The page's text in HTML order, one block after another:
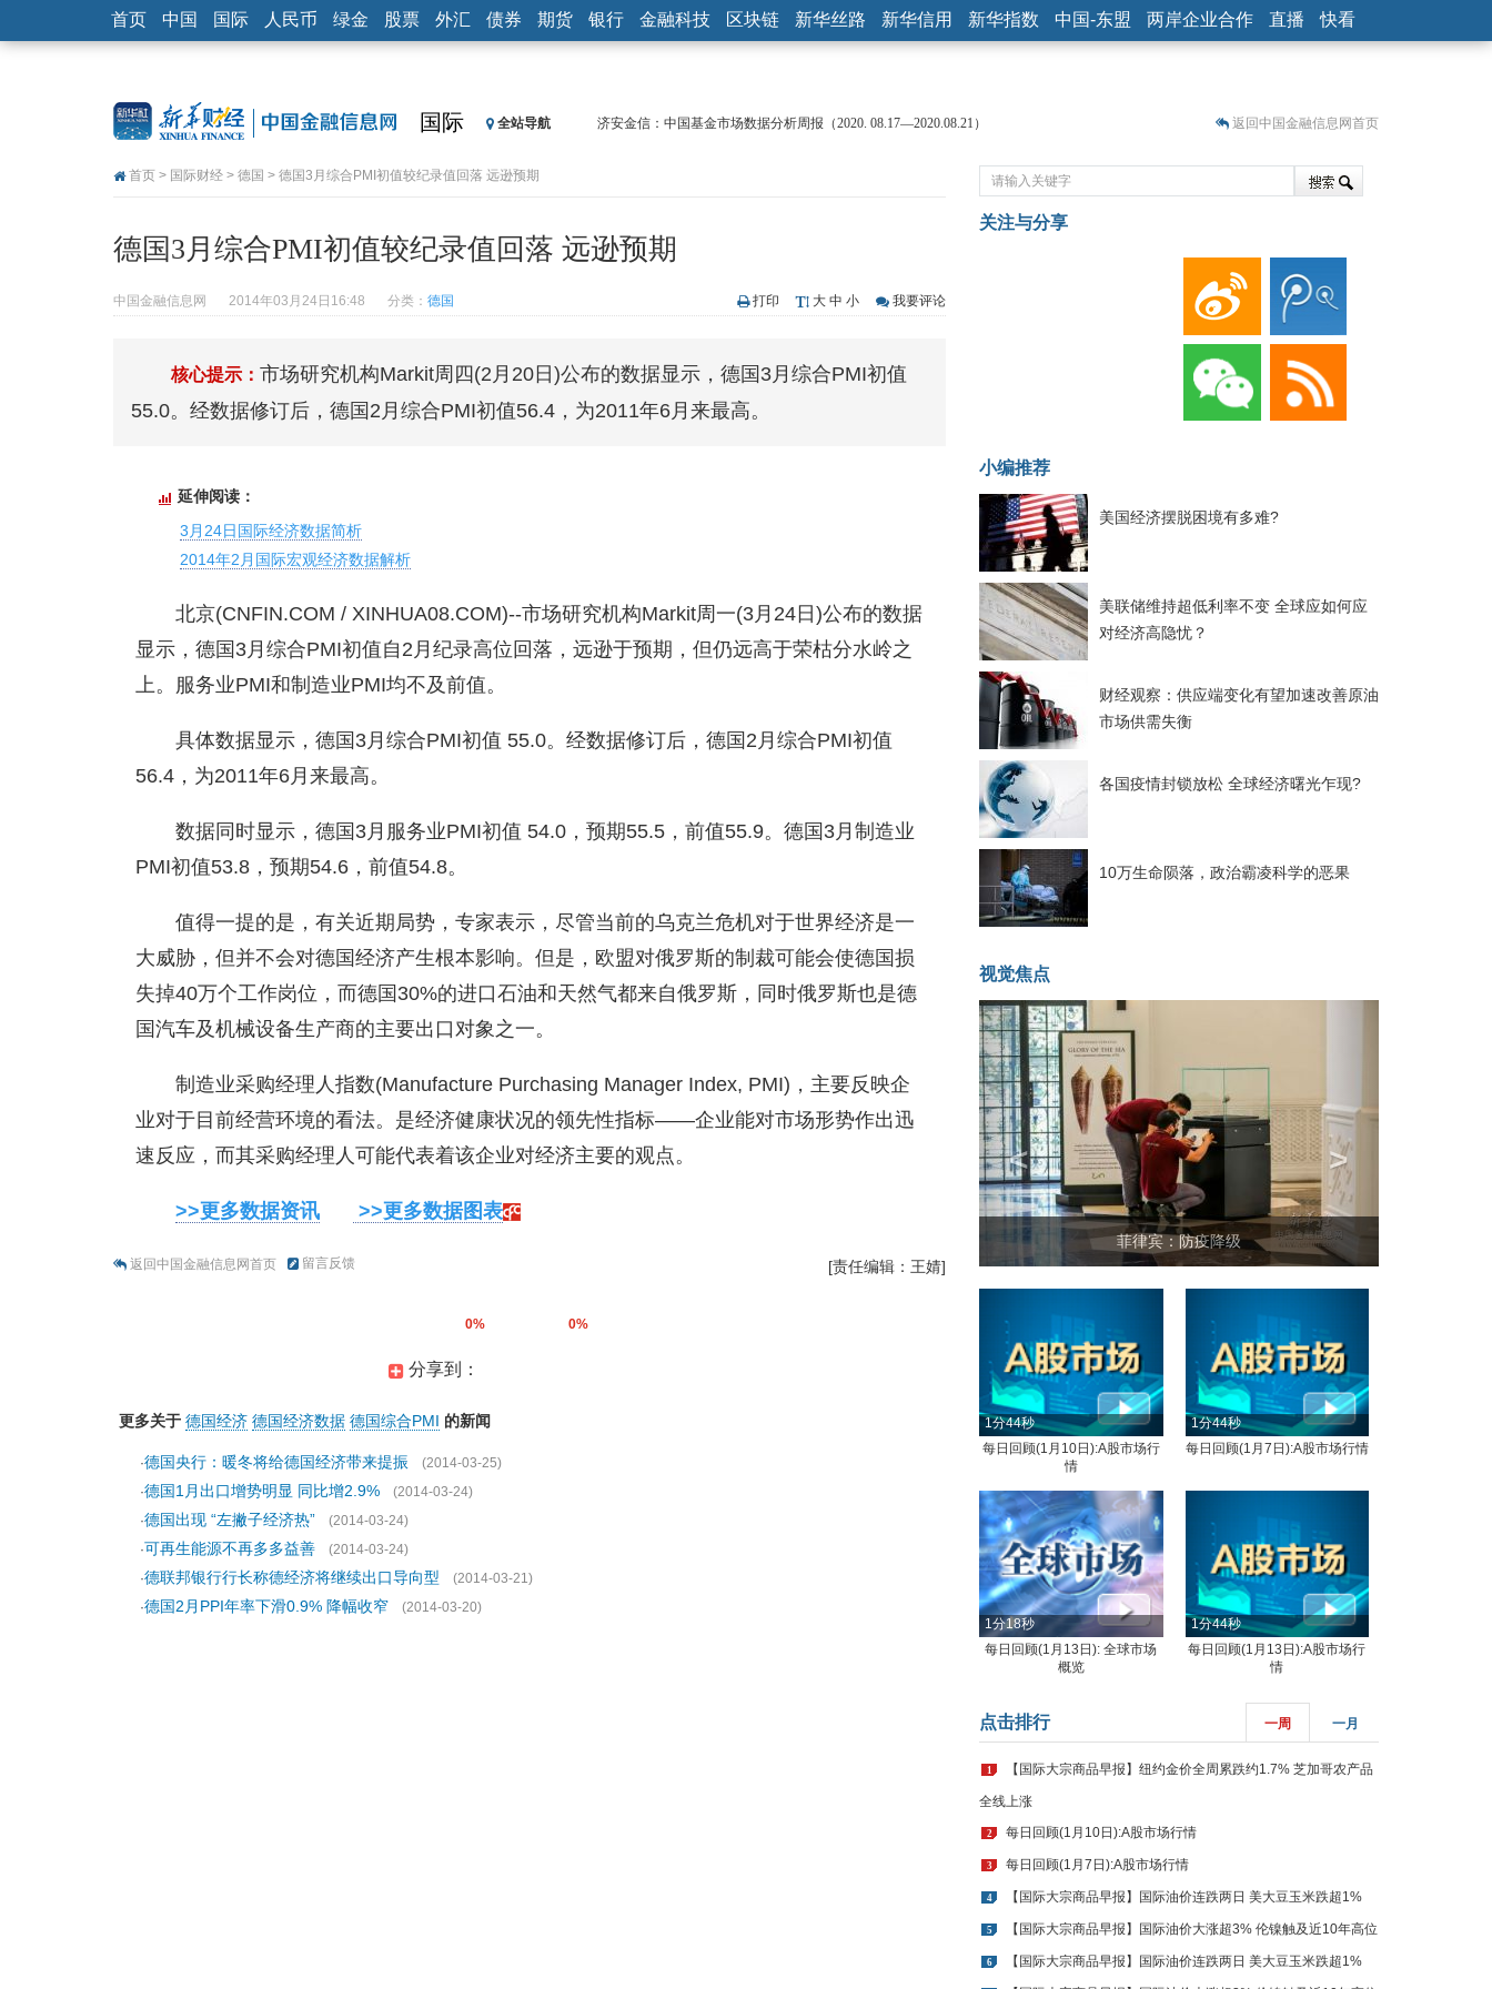
首页 中国 国际 人民币 绿金 股票 外汇 债券 期货 银行 金融科技 区块链 新华丝路 新华信用 新华指数 中国-东盟 两岸企业合作 直播 快看
国际 全站导航
济安金信：中国基金市场数据分析周报（2020. 08.17—2020.08.21）
济安金信：中国基金市场数据分析周报（2020. 07.27—2020.07.31）
【新华财经调查】同业存单、结构性存款玩起“跷跷板” 结构性失衡藏
央行公开市场净投放300亿元 短端资金利率明显下行
恒生聚源：北斗收官之星发射成功，全产业链解析
返回中国金融信息网首页
首页 > 国际财经 > 德国 > 德国3月综合PMI初值较纪录值回落 远逊预期
德国3月综合PMI初值较纪录值回落 远逊预期
中国金融信息网 2014年03月24日16:48 分类： 德国 打印 大 中 小 我要评论
核心提示： 市场研究机构Markit周四(2月20日)公布的数据显示，德国3月综合PMI初值
55.0。经数据修订后，德国2月综合PMI初值56.4，为2011年6月来最高。
延伸阅读：
3月24日国际经济数据简析
2014年2月国际宏观经济数据解析
北京(CNFIN.COM / XINHUA08.COM)--市场研究机构Markit周一(3月24日)公布的数据
显示，德国3月综合PMI初值自2月纪录高位回落，远逊于预期，但仍远高于荣枯分水岭之
上。服务业PMI和制造业PMI均不及前值。
具体数据显示，德国3月综合PMI初值 55.0。经数据修订后，德国2月综合PMI初值
56.4，为2011年6月来最高。
数据同时显示，德国3月服务业PMI初值 54.0，预期55.5，前值55.9。德国3月制造业
PMI初值53.8，预期54.6，前值54.8。
值得一提的是，有关近期局势，专家表示，尽管当前的乌克兰危机对于世界经济是一
大威胁，但并不会对德国经济产生根本影响。但是，欧盟对俄罗斯的制裁可能会使德国损
失掉40万个工作岗位，而德国30%的进口石油和天然气都来自俄罗斯，同时俄罗斯也是德
国汽车及机械设备生产商的主要出口对象之一。
制造业采购经理人指数(Manufacture Purchasing Manager Index, PMI)，主要反映企
业对于目前经营环境的看法。是经济健康状况的领先性指标——企业能对市场形势作出迅
速反应，而其采购经理人可能代表着该企业对经济主要的观点。
>>更多数据资讯 >>更多数据图表
返回中国金融信息网首页 留言反馈 [责任编辑：王婧]
0% 0%
分享到：
更多关于 德国经济 德国经济数据 德国综合PMI 的新闻
·德国央行：暖冬将给德国经济带来提振
(2014-03-25)
·德国1月出口增势明显 同比增2.9%
(2014-03-24)
·德国出现 “左撇子经济热”
(2014-03-24)
·可再生能源不再多多益善
(2014-03-24)
·德联邦银行行长称德经济将继续出口导向型
(2014-03-21)
·德国2月PPI年率下滑0.9% 降幅收窄 (2014-03-20)
关注与分享
小编推荐
美国经济摆脱困境有多难?
美联储维持超低利率不变 全球应如何应
对经济高隐忧？
财经观察：供应端变化有望加速改善原油
市场供需失衡
各国疫情封锁放松 全球经济曙光乍现?
10万生命陨落，政治霸凌科学的恶果
视觉焦点
菲律宾：防疫降级
< >
1分44秒
每日回顾(1月10日):A股市场行
情
1分44秒
每日回顾(1月7日):A股市场行情
1分18秒
每日回顾(1月13日): 全球市场
概览
1分44秒
每日回顾(1月13日):A股市场行
情
点击排行 一周 一月
1 【国际大宗商品早报】纽约金价全周累跌约1.7% 芝加哥农产品
全线上涨
2 每日回顾(1月10日):A股市场行情
3 每日回顾(1月7日):A股市场行情
4 【国际大宗商品早报】国际油价连跌两日 美大豆玉米跌超1%
5 【国际大宗商品早报】国际油价大涨超3% 伦镍触及近10年高位
6 【国际大宗商品早报】国际油价连跌两日 美大豆玉米跌超1%